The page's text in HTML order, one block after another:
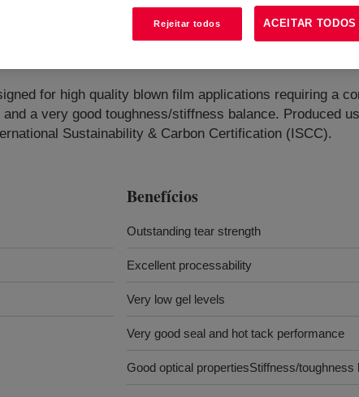
for high quality blown film applications requiring a
a very good toughness/stiffness balance. Produced
Sustainability & Carbon Certification (ISCC).
Benefícios
Outstanding tear strength
Excellent processability
Very low gel levels
Very good seal and hot tack performance
Good optical propertiesStiffness/toughness
Rejeitar todos ACEITAR TODOS